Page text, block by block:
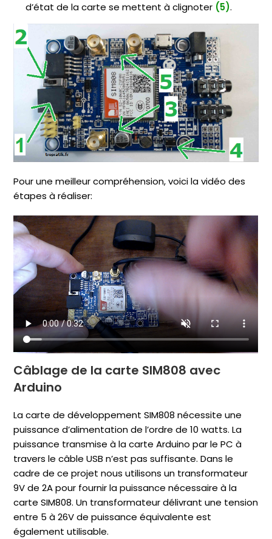
d’état de la carte se mettent à clignoter (5).
Pour une meilleur compréhension, voici la vidéo des
étapes à réaliser:
Câblage de la carte SIM808 avec
Arduino
La carte de développement SIM808 nécessite une
puissance d’alimentation de l’ordre de 10 watts. La
puissance transmise à la carte Arduino par le PC à
travers le câble USB n’est pas suffisante. Dans le
cadre de ce projet nous utilisons un transformateur
9V de 2A pour fournir la puissance nécessaire à la
carte SIM808. Un transformateur délivrant une tension
entre 5 à 26V de puissance équivalente est
également utilisable.